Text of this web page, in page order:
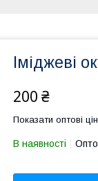
Іміджеві
200 ₴
Показати оптові
В наявності